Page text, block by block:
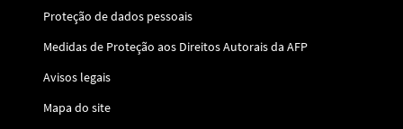
Proteção de dados pessoais
Medidas de Proteção aos Direitos Autorais da AFP
Avisos legais
Mapa do site